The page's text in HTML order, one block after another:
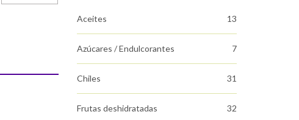
Aceites 13
Azúcares / Endulcorantes 7
Chiles 31
Frutas deshidratadas 32